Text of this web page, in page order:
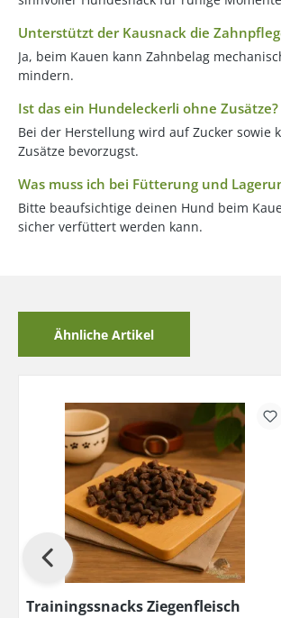
Unterstützt der Kausnack die
Ja, beim Kauen kann Zahnbelag
mindern.
Ist das ein Hundeleckerli ohne Zusätze?
Bei der Herstellung wird auf Zucker sowie
Zusätze bevorzugst.
Was muss ich bei Fütterung und
Bitte beaufsichtige deinen Hund beim
sicher verfüttert werden kann.
Ähnliche Artikel
Trainingssnacks Ziegenfleisch